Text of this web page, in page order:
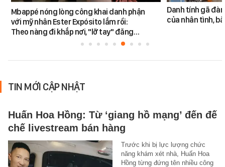
Mbappé nóng lòng công khai danh phận
với mỹ nhân Ester Expósito lắm rồi:
Theo nàng đi khắp nơi, "lỡ tay" đăng…
Danh tính gã
của nhân tình,
TIN MỚI CẬP NHẬT
Huấn Hoa Hồng: Từ ‘giang hồ mạng’ đến đế
chế livestream bán hàng
Trước khi bị lực lượng chức
năng khám xét nhà, Huấn Hoa
Hồng từng đứng tên nhiều công